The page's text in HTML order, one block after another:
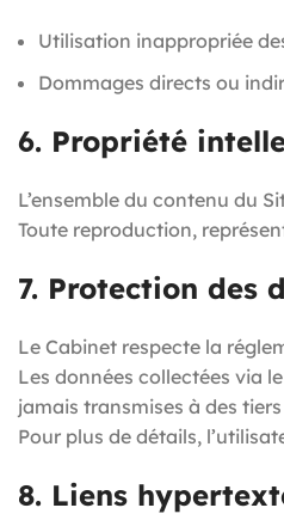
Utilisation inappropriée
Dommages directs ou
6. Propriété
L’ensemble du contenu du
Toute reproduction,
7. Protection des
Le Cabinet respecte la
Les données collectées via
jamais transmises à des
Pour plus de détails,
8. Liens